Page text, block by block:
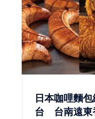
行技術的瑞鑑航太
核心技術優勢，成
為未來進軍歐洲市
日本咖哩麵
台 台南遠東